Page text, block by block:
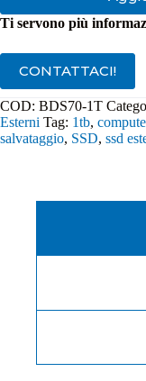
Ti servono più
CONTATTACI!
COD: BDS70-1T
Esterni Tag: 1tb,
salvataggio, SSD, ssd